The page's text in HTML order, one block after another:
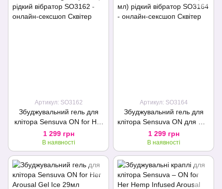
Артикул: SO3162
Збуджувальний гель для
клітора Sensuva ON for Her
Arousal Gel Original (29 мл)
рідкий вібратор
1 299 грн
В наявності
Артикул: SO3164
Збуджувальний гель для
клітора Sensuva ON для Her
Arousal Gel Coffee Cake (29
мл) рідкий вібратор
1 299 грн
В наявності